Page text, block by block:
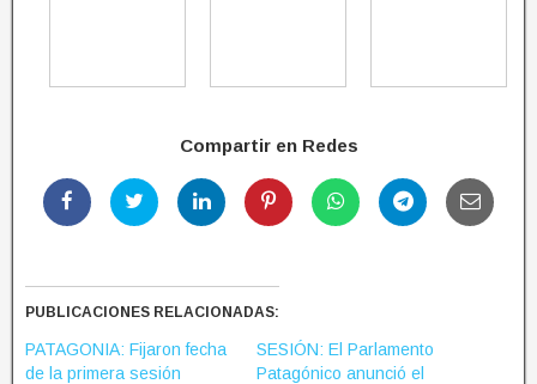
Compartir en Redes
PUBLICACIONES RELACIONADAS:
PATAGONIA: Fijaron fecha
de la primera sesión
SESIÓN: El Parlamento
Patagónico anunció el